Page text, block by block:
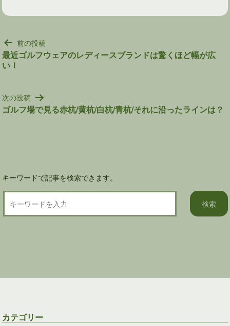
投
稿
ナ
ゲ
ー
シ
前の投稿
最近ゴルフウェアのレディースブランドは驚くほど幅が広
い！
次の投稿
ゴルフ場で見る赤杭/黄杭/白杭/青杭/それに沿ったラインは？
キーワードで記事を検索できます。
カテゴリー